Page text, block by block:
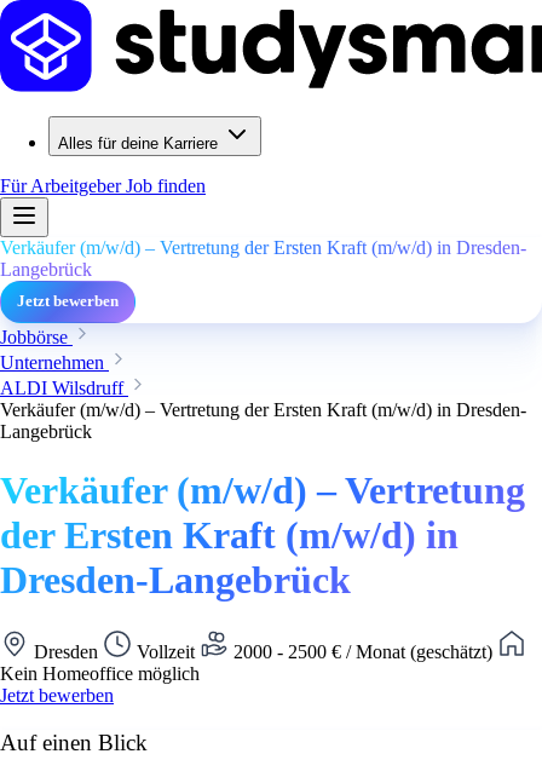
Alles für deine Karriere
Für ArbeitgeberJob finden
Verkäufer (m/w/d) – Vertretung der Ersten Kraft (m/w/d) in Dresden-
Langebrück
Jetzt bewerben
Jobbörse
Unternehmen
ALDI Wilsdruff
Verkäufer (m/w/d) – Vertretung der Ersten Kraft (m/w/d) in Dresden-
Langebrück
Verkäufer (m/w/d) – Vertretung
der Ersten Kraft (m/w/d) in
Dresden-Langebrück
Dresden Vollzeit
2000 - 2500 € / Monat (geschätzt)
Kein Homeoffice möglich
Jetzt bewerben
Auf einen Blick